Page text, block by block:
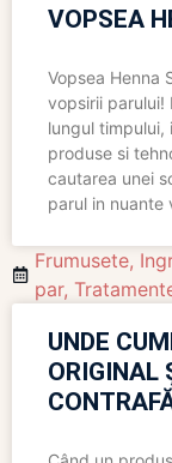
VOPSEA
Vopsea Henna
vopsirii parului!
lungul
produse si
cautarea unei
parul in nuante
Frumusete,
par,
UNDE
ORIGINAL